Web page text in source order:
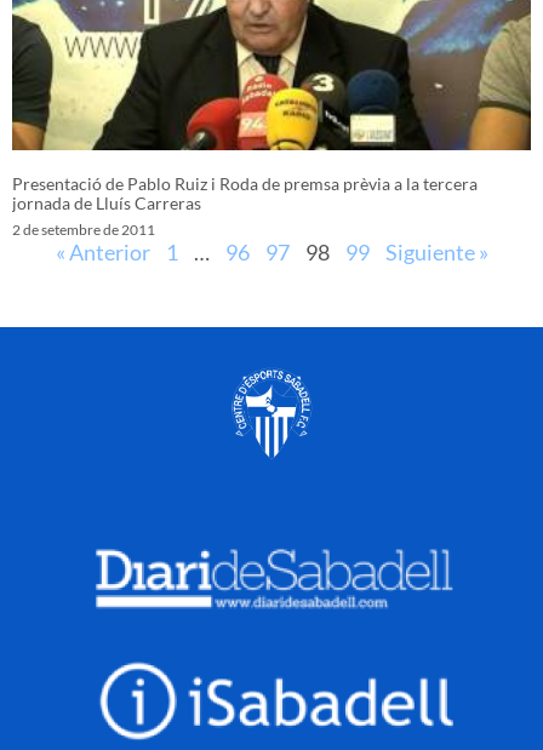
Presentació de Pablo Ruiz i Roda de premsa prèvia a la tercera
jornada de Lluís Carreras
2 de setembre de 2011
« Anterior 1 … 96 97 98 99 Siguiente »